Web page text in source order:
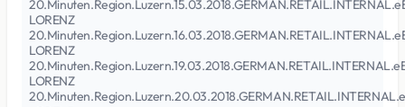
LORENZ
LORENZ
LORENZ